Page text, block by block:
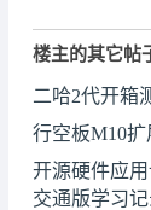
楼主的其它帖
二哈2代开箱
行空板M10扩
开源硬件应
交通版学习记